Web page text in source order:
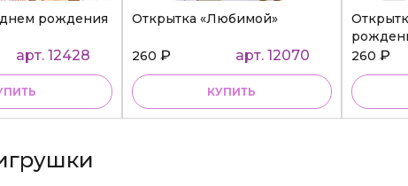
рождения
арт. 12428
Открытка «Любимой»
260 ₽ арт. 12070
КУПИТЬ
260 ₽